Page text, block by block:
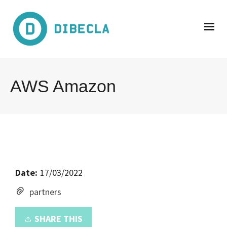
AWS Amazon
Date: 17/03/2022
partners
SHARE THIS